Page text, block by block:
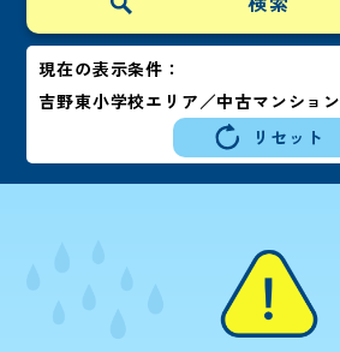
現在の表示条件：
吉野東小学校エリア／中古マンション
リセット